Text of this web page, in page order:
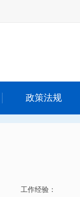
政策法规
工作经验：